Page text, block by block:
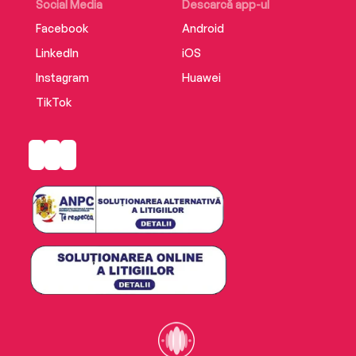
Social Media
Facebook
LinkedIn
Instagram
TikTok
Descarcă app-ul
Android
iOS
Huawei